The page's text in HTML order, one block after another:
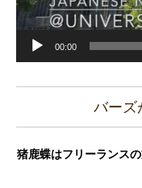
00:00
バーズ
猪鹿蝶はフリーランス